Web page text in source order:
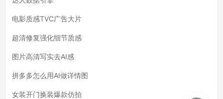
电影质感TVC广告大片
超清修复强化细节质感
图片高清写实去AI感
拼多多怎么用AI做详情图
女装开门换装爆款仿拍